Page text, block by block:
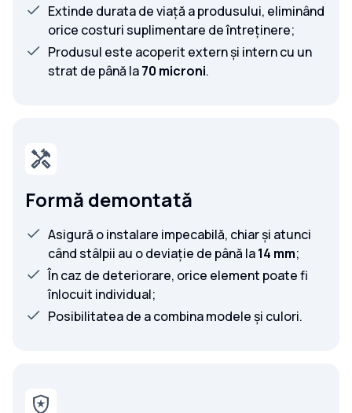
Extinde durata de viață a produsului, eliminând
orice costuri suplimentare de întreținere;
Produsul este acoperit extern și intern cu un
strat de până la70 microni.
Formă demontată
Asigură o instalare impecabilă, chiar și atunci
când stâlpii au o deviație de până la14 mm;
În caz de deteriorare, orice element poate fi
înlocuit individual;
Posibilitatea de a combina modele și culori.